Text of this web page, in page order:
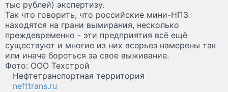
тыс рублей) экспертизу.
Так что говорить, что российские мини-НПЗ
находятся на грани вымирания, несколько
преждевременно - эти предприятия всё ещё
существуют и многие из них всерьез намерены так
или иначе бороться за свое выживание.
Фото: ООО Техстрой
Нефтетранспортная территория
nefttrans.ru